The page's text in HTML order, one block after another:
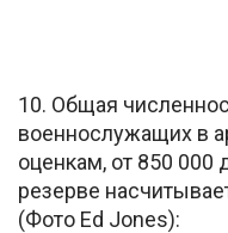
10. Общая
военнослужащих в
оценкам, от 850 000
резерве
(Фото Ed Jones):